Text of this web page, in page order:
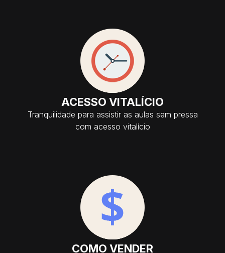
ACESSO VITALÍCIO
Tranquilidade para assistir as aulas sem pressa
com acesso vitalício
COMO VENDER